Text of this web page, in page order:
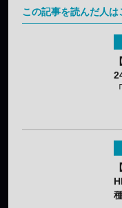
この記事を読んだ人